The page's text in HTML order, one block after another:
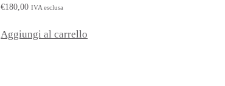
€180,00 IVA esclusa
Aggiungi al carrello